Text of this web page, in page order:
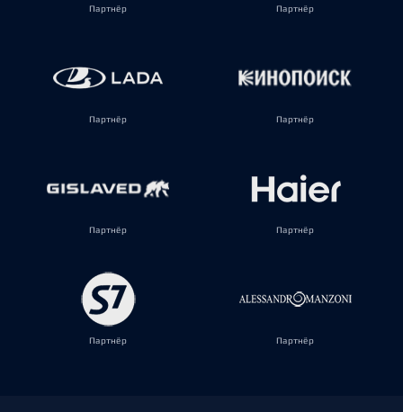
Партнёр Партнёр
Партнёр Партнёр
Партнёр Партнёр
Партнёр Партнёр